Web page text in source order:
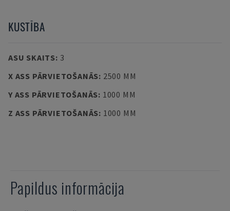
KUSTĪBA
ASU SKAITS: 3
X ASS PĀRVIETOŠANĀS: 2500 MM
Y ASS PĀRVIETOŠANĀS: 1000 MM
Z ASS PĀRVIETOŠANĀS: 1000 MM
Papildus informācija